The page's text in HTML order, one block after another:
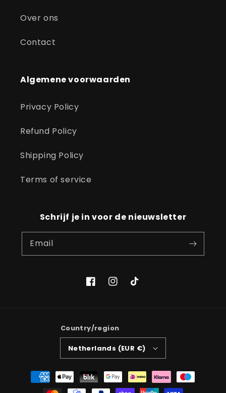
Over ons
Contact
Algemene voorwaarden
Privacy Policy
Refund Policy
Shipping Policy
Terms of service
Schrijf je in voor de nieuwsletter
Email
FacebookInstagram
TikTok
Country/region
Netherlands (EUR €)
Payment
methods